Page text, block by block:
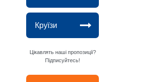
Круїзи
Цікавлять наші пропозиції?
Підписуйтесь!